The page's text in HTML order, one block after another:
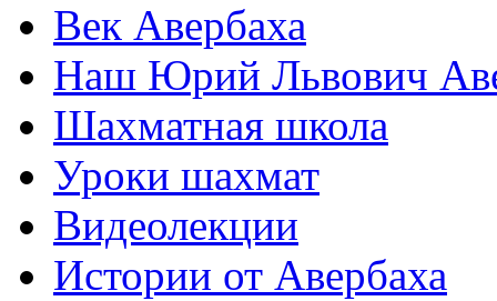
Век Авербаха
Наш Юрий Львович
Шахматная школа
Уроки шахмат
Видеолекции
Истории от Авербаха